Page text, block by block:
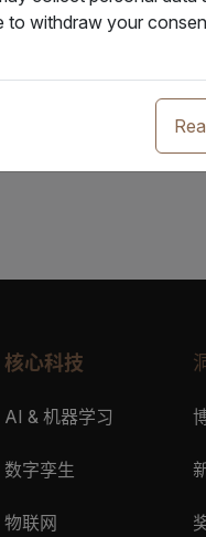
？
单相比有什么优
或其指定受让
吗？
运人注册了
管理我的用户
核心科技
AI & 机器学习
数字孪生
物联网
to withdraw your